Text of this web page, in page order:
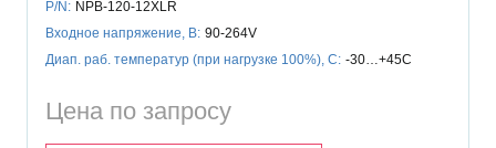
P/N: NPB-120-12XLR
Входное напряжение, В: 90-264V
Диап. раб. температур (при нагрузке 100%), C: -30…+45C
Цена по запросу